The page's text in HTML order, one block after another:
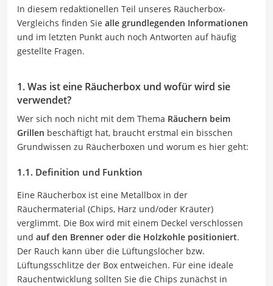
In diesem redaktionellen Teil unseres Räucherbox-
Vergleichs finden Sie alle grundlegenden Informationen
und im letzten Punkt auch noch Antworten auf häufig
gestellte Fragen.
1. Was ist eine Räucherbox und wofür wird sie
verwendet?
Wer sich noch nicht mit dem Thema Räuchern beim
Grillen beschäftigt hat, braucht erstmal ein bisschen
Grundwissen zu Räucherboxen und worum es hier geht:
1.1. Definition und Funktion
Eine Räucherbox ist eine Metallbox in der
Räuchermaterial (Chips, Harz und/oder Kräuter)
verglimmt. Die Box wird mit einem Deckel verschlossen
und auf den Brenner oder die Holzkohle positioniert.
Der Rauch kann über die Lüftungslöcher bzw.
Lüftungsschlitze der Box entweichen. Für eine ideale
Rauchentwicklung sollten Sie die Chips zunächst in